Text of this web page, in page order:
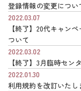
登録情報の変更につい
2022.03.07
【終了】20代キャン
ついて
2022.03.02
【終了】3月臨時セン
2022.01.30
利用規約を改訂いたし